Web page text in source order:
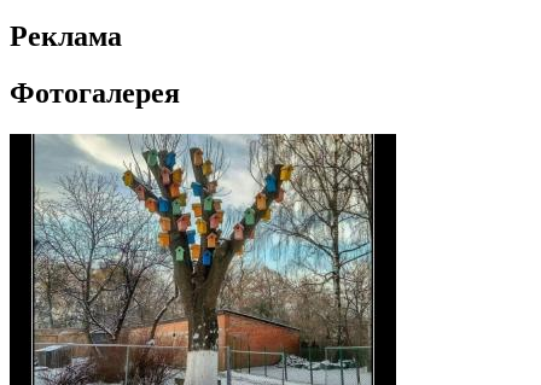
Реклама
Фотогалерея